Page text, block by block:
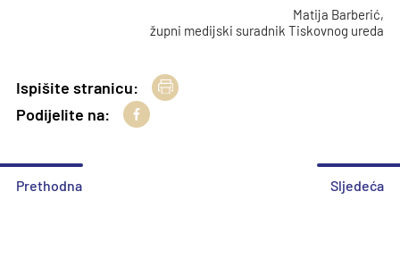
Matija Barberić,
župni medijski suradnik Tiskovnog ureda
Ispišite stranicu:
Podijelite na:
Prethodna Sljedeća